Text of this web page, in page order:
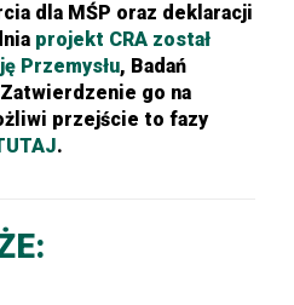
dla MŚP oraz deklaracji
projekt CRA został
Przemysłu, Badań
go na
przejście to fazy
.